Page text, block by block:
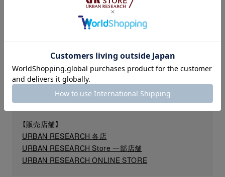
【予約開始】
2026年5月29日(金)
URBAN RESEARCH ONLINE STORE
2026年6月12日(金)
【販売店舗】
URBAN RESEARCH 各店
URBAN RESEARCH Store 一部店舗
URBAN RESEARCH ONLINE STORE